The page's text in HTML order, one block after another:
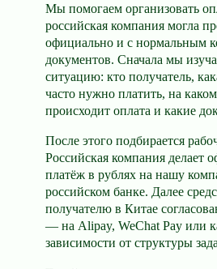
Мы помогаем организовать
российская компания могла
официально и с нормальным
документов. Сначала мы
ситуацию: кто получатель,
часто нужно платить, на
происходит оплата и какие
После этого подбирается
Российская компания делает
платёж в рублях на нашу
российском банке. Далее
получателю в Китае
— на Alipay, WeChat Pay или
зависимости от структуры